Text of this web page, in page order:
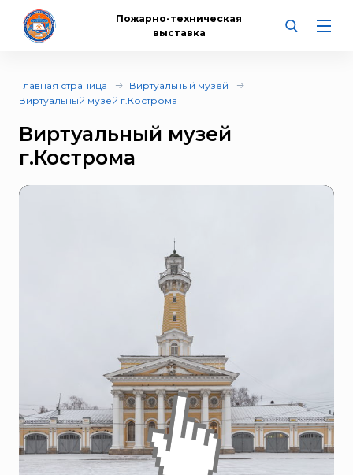
Пожарно-техническая
выставка
Главная страница
Виртуальный музей
Виртуальный музей г.Кострома
Виртуальный музей
г.Кострома